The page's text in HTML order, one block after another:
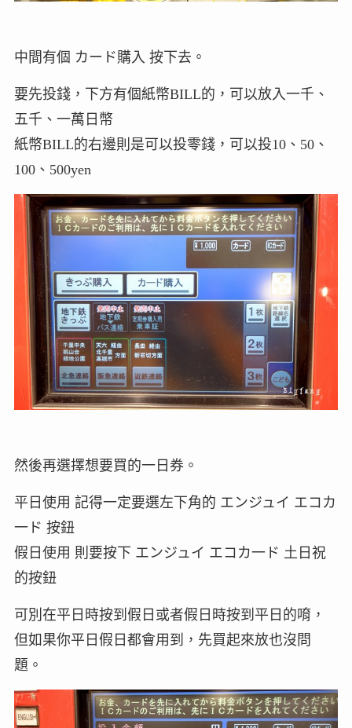
中間有個 カード購入 按下去。
要先投錢，下方有個紙幣BILL的，可以放入一千、
五千、一萬日幣
紙幣BILL的右邊則是可以投零錢，可以投10、50、
100、500yen
然後再選擇想要買的一日券。
平日使用 記得一定要選左下角的 エンジュイ エコカ
一ド 按鈕
假日使用 則要按下 エンジュイ エコカ一ド 土日祝
的按鈕
可別在平日時按到假日或者假日時按到平日的唷，
但如果你平日假日都會用到，先買起來放也沒問
題。